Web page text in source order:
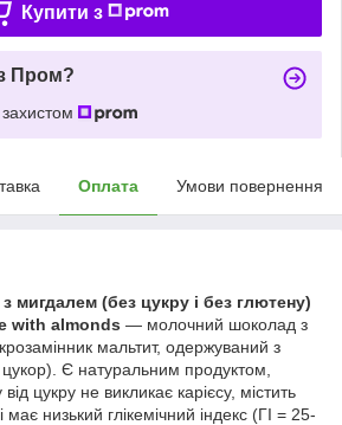
Купити з
Пром?
Оплата Умови повернення
мигдалем (без цукру і без глютену)
with almonds — молочний шоколад з
мальтит, одержуваний з
Є натуральним продуктом,
цукру не викликає карієсу, містить
має низький глікемічний індекс (ГІ = 25-